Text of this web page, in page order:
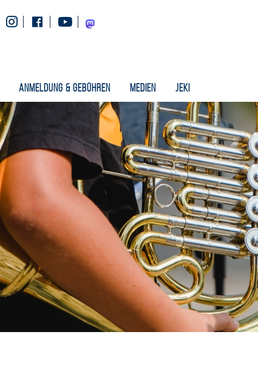
InstagramFacebookYoutubeMastodon
Anmeldung & Gebühren Medien Jeki